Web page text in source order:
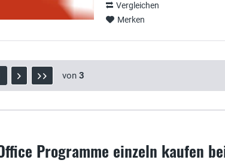
Vergleichen
Merken
von 3
Programme einzeln kaufen